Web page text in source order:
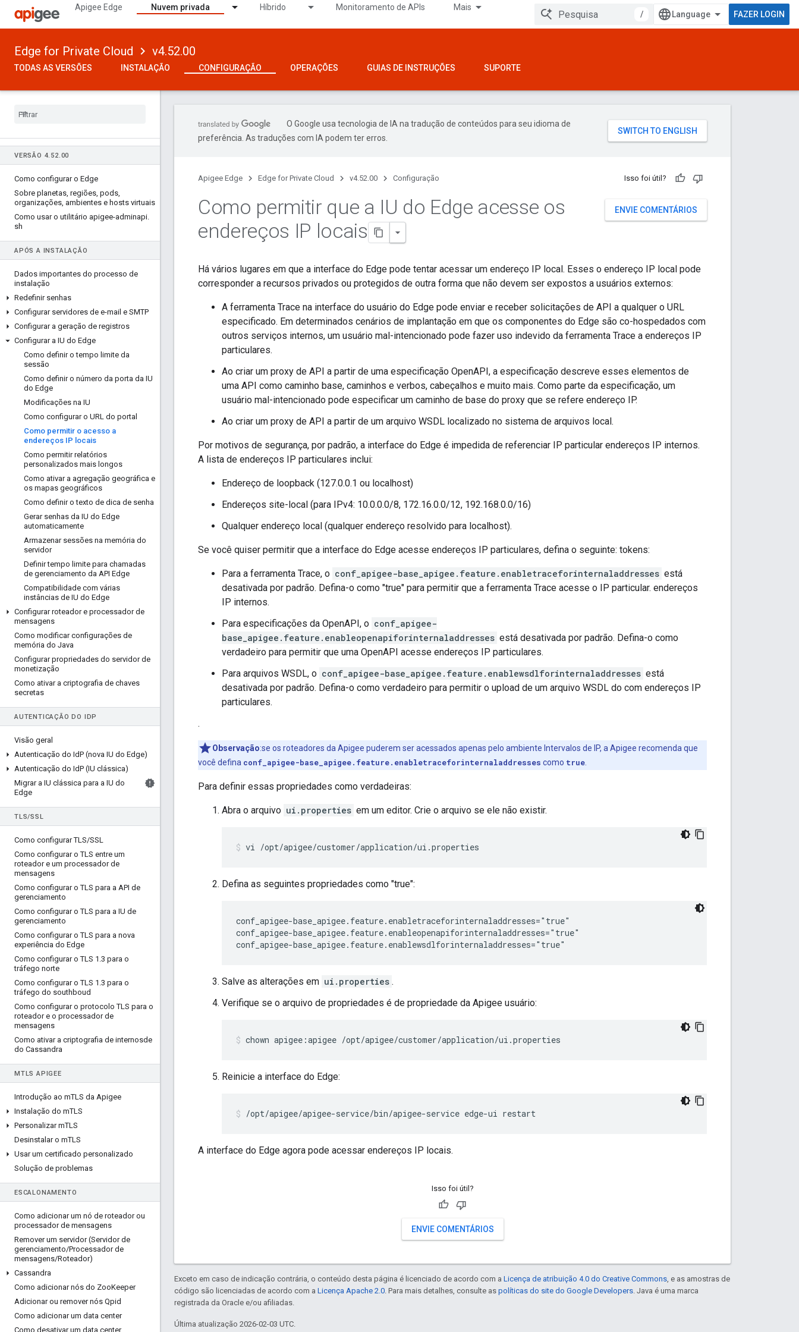
Apigee Edge Nuvem privada Híbrido Monitoramento de APIs Mais
/ FAZER LOGIN
Edge for Private Cloud v4.52.00
TODAS AS VERSÕES INSTALAÇÃO CONFIGURAÇÃO OPERAÇÕES GUIAS DE INSTRUÇÕES SUPORTE
VERSÃO 4. 52.00
Como configurar o Edge
Sobre planetas, regiões, pods,
organizações, ambientes e hosts virtuais
Como usar o utilitário apigee-adminapi.
sh
APÓS A INSTALAÇÃO
Dados importantes do processo de
instalação
Redefinir senhas
Configurar servidores de e-mail e SMTP
Configurar a geração de registros
Configurar a IU do Edge
Como definir o tempo limite da
sessão
Como definir o número da porta da IU
do Edge
Modificações na IU
Como configurar o URL do portal
Como permitir o acesso a
endereços IP locais
Como permitir relatórios
personalizados mais longos
Como ativar a agregação geográfica e
os mapas geográficos
Como definir o texto de dica de senha
Gerar senhas da IU do Edge
automaticamente
Armazenar sessões na memória do
servidor
Definir tempo limite para chamadas
de gerenciamento da API Edge
Compatibilidade com várias
instâncias de IU do Edge
Configurar roteador e processador de
mensagens
Como modificar configurações de
memória do Java
Configurar propriedades do servidor de
monetização
Como ativar a criptografia de chaves
secretas
AUTENTICAÇÃO DO IDP
Visão geral
Autenticação do IdP (nova IU do Edge)
Autenticação do IdP (IU clássica)
Migrar a IU clássica para a IU do
Edge
TLS/SSL
Como configurar TLS/SSL
Como configurar o TLS entre um
roteador e um processador de
mensagens
Como configurar o TLS para a API de
gerenciamento
Como configurar o TLS para a IU de
gerenciamento
Como configurar o TLS para a nova
experiência do Edge
Como configurar o TLS 1 .3 para o
tráfego norte
Como configurar o TLS 1 .3 para o
tráfego do southboud
Como configurar o protocolo TLS para o
roteador e o processador de
mensagens
Como ativar a criptografia de internosde
do Cassandra
MTLS APIGEE
Introdução ao mTLS da Apigee
Instalação do mTLS
Personalizar mTLS
Desinstalar o mTLS
Usar um certificado personalizado
Solução de problemas
ESCALONAMENTO
Como adicionar um nó de roteador ou
processador de mensagens
Remover um servidor (Servidor de
gerenciamento/Processador de
mensagens/Roteador)
Cassandra
Como adicionar nós do ZooKeeper
Adicionar ou remover nós Qpid
Como adicionar um data center
Como desativar um data center
O Google usa tecnologia de IA na tradução de conteúdos para seu idioma de
preferência. As traduções com IA podem ter erros.
Apigee Edge Edge for Private Cloud v4.52.00 Configuração Isso foi útil?
ENVIE COMENTÁRIOS
Como permitir que a IU do Edge acesse os
endereços IP locais
Há vários lugares em que a interface do Edge pode tentar acessar um endereço IP local. Esses o endereço IP local pode
corresponder a recursos privados ou protegidos de outra forma que não devem ser expostos a usuários externos:
A ferramenta Trace na interface do usuário do Edge pode enviar e receber solicitações de API a qualquer o URL
especificado. Em determinados cenários de implantação em que os componentes do Edge são co-hospedados com
outros serviços internos, um usuário mal-intencionado pode fazer uso indevido da ferramenta Trace a endereços IP
particulares.
Ao criar um proxy de API a partir de uma especificação OpenAPI, a especificação descreve esses elementos de
uma API como caminho base, caminhos e verbos, cabeçalhos e muito mais. Como parte da especificação, um
usuário mal-intencionado pode especificar um caminho de base do proxy que se refere endereço IP.
Ao criar um proxy de API a partir de um arquivo WSDL localizado no sistema de arquivos local.
Por motivos de segurança, por padrão, a interface do Edge é impedida de referenciar IP particular endereços IP internos.
A lista de endereços IP particulares inclui:
Endereço de loopback (127.0.0.1 ou localhost)
Endereços site-local (para IPv4: 10.0.0.0/8, 172.16.0.0/12, 192.168.0.0/16)
Qualquer endereço local (qualquer endereço resolvido para localhost).
Se você quiser permitir que a interface do Edge acesse endereços IP particulares, defina o seguinte: tokens:
Para a ferramenta Trace, o conf_apigee-base_apigee.feature.enabletraceforinternaladdresses está
desativada por padrão. Defina-o como "true" para permitir que a ferramenta Trace acesse o IP particular. endereços
IP internos.
Para especificações da OpenAPI, o conf_apigee-
base_apigee.feature.enableopenapiforinternaladdresses está desativada por padrão. Defina-o como
verdadeiro para permitir que uma OpenAPI acesse endereços IP particulares.
Para arquivos WSDL, o conf_apigee-base_apigee.feature.enablewsdlforinternaladdresses está
desativada por padrão. Defina-o como verdadeiro para permitir o upload de um arquivo WSDL do com endereços IP
particulares.
.
Observação:se os roteadores da Apigee puderem ser acessados apenas pelo ambiente Intervalos de IP, a Apigee recomenda que
você defina conf_apigee-base_apigee.feature.enabletraceforinternaladdresses como true
Para definir essas propriedades como verdadeiras:
Abra o arquivo ui.properties em um editor. Crie o arquivo se ele não existir.
vi /opt/apigee/customer/application/ui.properties
Defina as seguintes propriedades como "true":
conf_apigee-base_apigee.feature.enabletraceforinternaladdresses="true"
conf_apigee-base_apigee.feature.enableopenapiforinternaladdresses="true"
conf_apigee-base_apigee.feature.enablewsdlforinternaladdresses="true"
Salve as alterações em ui.properties .
Verifique se o arquivo de propriedades é de propriedade da Apigee usuário:
chown apigee:apigee /opt/apigee/customer/application/ui.properties
Reinicie a interface do Edge:
/opt/apigee/apigee-service/bin/apigee-service edge-ui restart
A interface do Edge agora pode acessar endereços IP locais.
Isso foi útil?
ENVIE COMENTÁRIOS
Exceto em caso de indicação contrária, o conteúdo desta página é licenciado de acordo com a Licença de atribuição 4.0 do Creative Commons, e as amostras de
código são licenciadas de acordo com a Licença Apache 2.0. Para mais detalhes, consulte as políticas do site do Google Developers. Java é uma marca
registrada da Oracle e/ou afiliadas.
Última atualização 2026-02-03 UTC.